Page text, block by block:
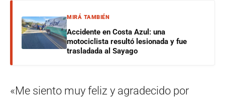
MIRÁ TAMBIÉN
Accidente en Costa Azul: una
motociclista resultó lesionada y fue
trasladada al Sayago
«Me siento muy feliz y agradecido por